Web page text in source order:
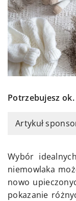
Potrzebujesz
Artykuł
Wybór
niemowlaka
nowo
pokazanie